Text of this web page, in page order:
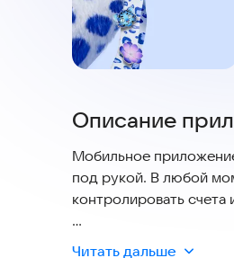
Описание
Мобильное
под рукой. В любой
контролировать
🔒 Безопасность на
Читать дальше